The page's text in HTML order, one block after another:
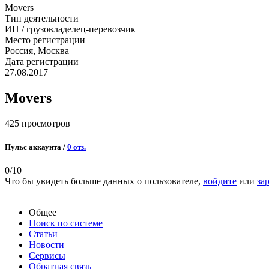
Movers
Тип деятельности
ИП / грузовладелец-перевозчик
Место регистрации
Россия, Москва
Дата регистрации
27.08.2017
Movers
425 просмотров
Пульс аккаунта / 0 отз.
0/10
Что бы увидеть больше данных о пользователе, войдите или
Общее
Поиск по системе
Статьи
Новости
Сервисы
Обратная связь